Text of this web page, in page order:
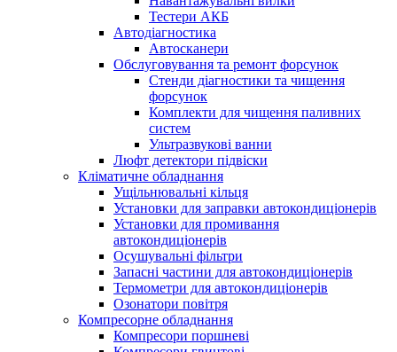
Тестери АКБ
Автодіагностика
Автосканери
Обслуговування та ремонт форсунок
Стенди діагностики та чищення
форсунок
Комплекти для чищення паливних
систем
Ультразвукові ванни
Люфт детектори підвіски
Кліматичне обладнання
Ущільнювальні кільця
Установки для заправки автокондиціонерів
Установки для промивання
автокондиціонерів
Осушувальні фільтри
Запасні частини для автокондиціонерів
Термометри для автокондиціонерів
Озонатори повітря
Компресорне обладнання
Компресори поршневі